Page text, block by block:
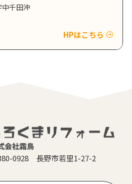
千田沖
HPはこちら
0928 長野市若里1-27-2